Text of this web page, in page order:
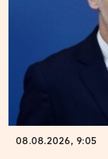
08.08.2026, 9:05